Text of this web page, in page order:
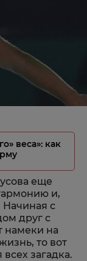
веса»: как
еще
и,
Начиная с
друг с
намеки на
то вот
загадка.